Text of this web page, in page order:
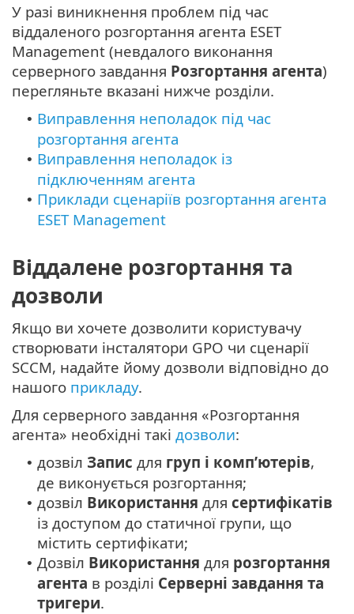
У разі виникнення проблем під час
віддаленого розгортання агента ESET
Management (невдалого виконання
серверного завдання Розгортання агента)
перегляньте вказані нижче розділи.
• Виправлення неполадок під час
розгортання агента
• Виправлення неполадок із
підключенням агента
• Приклади сценаріїв розгортання агента
ESET Management
Віддалене розгортання та
дозволи
Якщо ви хочете дозволити користувачу
створювати інсталятори GPO чи сценарії
SCCM, надайте йому дозволи відповідно до
нашого прикладу.
Для серверного завдання «Розгортання
агента» необхідні такі дозволи:
• дозвіл Запис для груп і комп’ютерів,
де виконується розгортання;
• дозвіл Використання для сертифікатів
із доступом до статичної групи, що
містить сертифікати;
• Дозвіл Використання для розгортання
агента в розділі Серверні завдання та
тригери.